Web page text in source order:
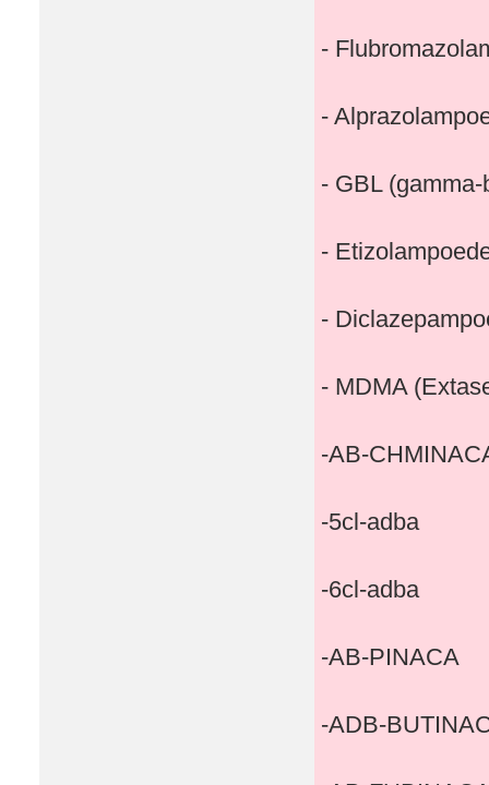
-
-
- GBL
-
-
- MDMA
-AB-
-5cl-adba
-6cl-adba
-AB-PINACA
-ADB-